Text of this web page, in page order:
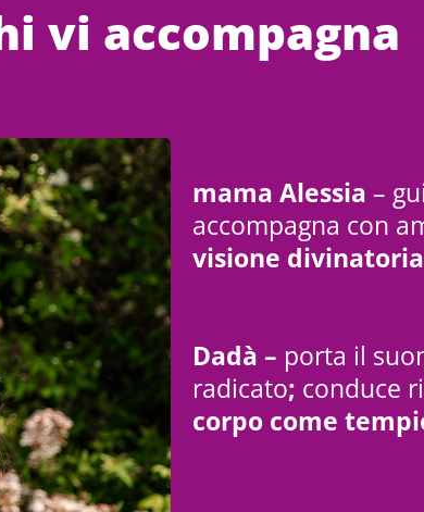
vi accompagna
mama Alessia –
accompagna con
visione divinatoria
Dadà – porta il
radicato; conduce
corpo come